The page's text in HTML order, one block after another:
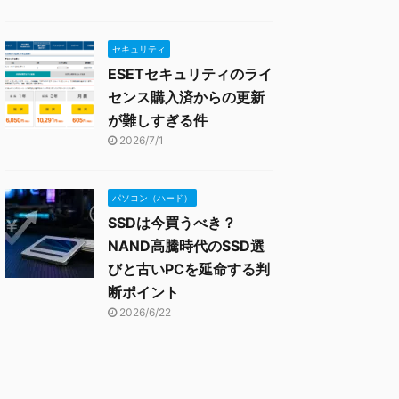
セキュリティ
ESETセキュリティのライ
センス購入済からの更新
が難しすぎる件
2026/7/1
パソコン（ハード）
SSDは今買うべき？
NAND高騰時代のSSD選
びと古いPCを延命する判
断ポイント
2026/6/22